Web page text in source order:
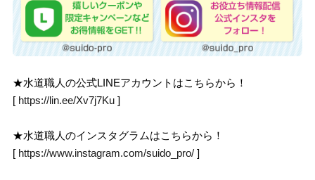
★水道職人の公式LINEアカウントはこちらから！
[ https://lin.ee/Xv7j7Ku ]
★水道職人のインスタグラムはこちらから！
[ https://www.instagram.com/suido_pro/ ]